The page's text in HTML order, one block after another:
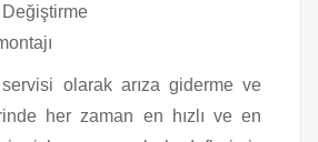
olarak arıza giderme ve
her zaman en hızlı ve en